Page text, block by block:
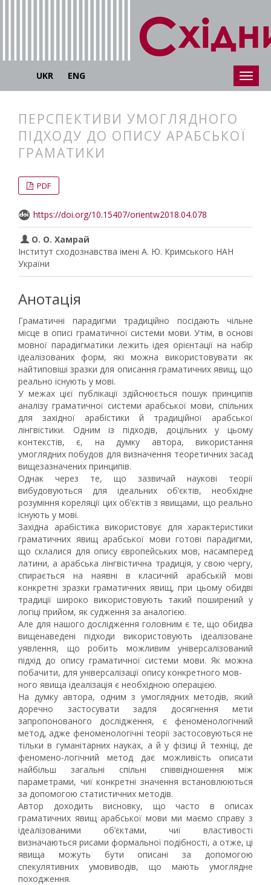
UKR ENG
ПЕРСПЕКТИВИ УМОГЛЯДНОГО
ПІДХОДУ ДО ОПИСУ АРАБСЬКОЇ
ГРАМАТИКИ
PDF
https://doi.org/10.15407/orientw2018.04.078
О. О. Хамрай
Інститут сходознавства імені А. Ю. Кримського НАН
України
Анотація
Граматичні парадигми традиційно посідають чільне
місце в описі граматичної системи мови. Утім, в основі
мовної парадигматики лежить ідея орієнтації на набір
ідеалізованих форм, які можна використовувати як
найтиповіші зразки для описання граматичних явищ, що
реально існують у мові.
У межах цієї публікації здійснюється пошук принципів
аналізу граматичної системи арабської мови, спільних
для західної арабістики й традиційної арабської
лінгвістики. Одним із підходів, доцільних у цьому
контекстів, є, на думку автора, використання
умоглядних побудов для визначення теоретичних засад
вищезазначених принципів.
Однак через те, що зазвичай наукові теорії
вибудовуються для ідеальних об’єктів, необхідне
розуміння кореляції цих об’єктів з явищами, що реально
існують у мові.
Західна арабістика використовує для характеристики
граматичних явищ арабської мови готові парадигми,
що склалися для опису європейських мов, насамперед
латини, а арабська лінгвістична традиція, у свою чергу,
спирається на наявні в класичній арабській мові
конкретні зразки граматичних явищ, при цьому обидві
традиції широко використовують такий поширений у
логіці прийом, як судження за аналогією.
Але для нашого дослідження головним є те, що обидва
вищенаведені підходи використовують ідеалізоване
уявлення, що робить можливим універсалізований
підхід до опису граматичної системи мови. Як можна
побачити, для універсалізації опису конкретного мов-
ного явища ідеалізація є необхідною операцією.
На думку автора, одним з умоглядних методів, який
доречно застосувати задля досягнення мети
запропонованого дослідження, є феноменологічний
метод, адже феноменологічні теорії застосовуються не
тільки в гуманітарних науках, а й у фізиці й техніці, де
феномено-логічний метод дає можливість описати
найбільш загальні спільні співвідношення між
параметрами, чиї конкретні значення встановлюються
за допомогою статистичних методів.
Автор доходить висновку, що часто в описах
граматичних явищ арабської мови ми маємо справу з
ідеалізованими об’єктами, чиї властивості
визначаються рисами формальної подібності, а отже, ці
явища можуть бути описані за допомогою
спекулятивних умовиводів, що мають умоглядне
походження.